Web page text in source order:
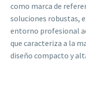
como marca de
soluciones robustas,
entorno profesional
que caracteriza a la
diseño compacto y